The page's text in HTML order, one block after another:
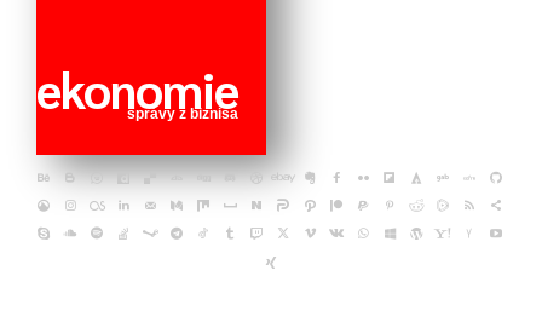
ekonomie
správy z biznisa